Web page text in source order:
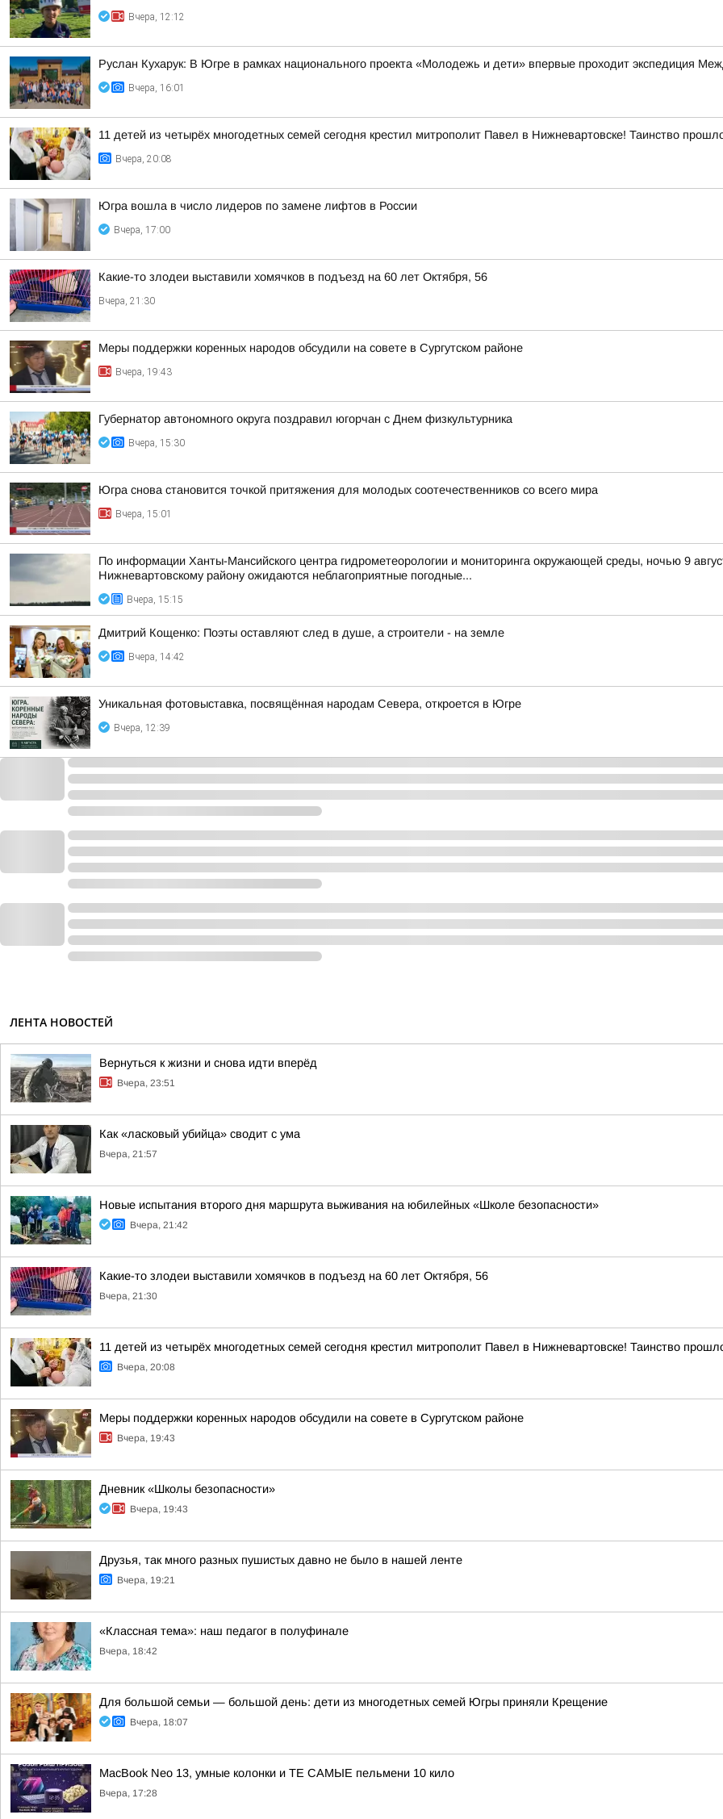
Вчера, 12:12
Руслан Кухарук: В Югре в рамках национального проекта «Молодежь и дети» впервые проходит экспедиция
Вчера, 16:01
11 детей из четырёх многодетных семей сегодня крестил митрополит Павел в Нижневартовске! Таинство
Вчера, 20:08
Югра вошла в число лидеров по замене лифтов в России
Вчера, 17:00
Какие-то злодеи выставили хомячков в подъезд на 60 лет Октября, 56
Вчера, 21:30
Меры поддержки коренных народов обсудили на совете в Сургутском районе
Вчера, 19:43
Губернатор автономного округа поздравил югорчан с Днем физкультурника
Вчера, 15:30
Югра снова становится точкой притяжения для молодых соотечественников со всего мира
Вчера, 15:01
По информации Ханты-Мансийского центра гидрометеорологии и мониторинга окружающей среды, ночью 9
Нижневартовскому району ожидаются неблагоприятные погодные...
Вчера, 15:15
Дмитрий Кощенко: Поэты оставляют след в душе, а строители - на земле
Вчера, 14:42
Уникальная фотовыставка, посвящённая народам Севера, откроется в Югре
Вчера, 12:39
ЛЕНТА НОВОСТЕЙ
Вернуться к жизни и снова идти вперёд
Вчера, 23:51
Как «ласковый убийца» сводит с ума
Вчера, 21:57
Новые испытания второго дня маршрута выживания на юбилейных «Школе безопасности»
Вчера, 21:42
Какие-то злодеи выставили хомячков в подъезд на 60 лет Октября, 56
Вчера, 21:30
11 детей из четырёх многодетных семей сегодня крестил митрополит Павел в Нижневартовске! Таинство
Вчера, 20:08
Меры поддержки коренных народов обсудили на совете в Сургутском районе
Вчера, 19:43
Дневник «Школы безопасности»
Вчера, 19:43
Друзья, так много разных пушистых давно не было в нашей ленте
Вчера, 19:21
«Классная тема»: наш педагог в полуфинале
Вчера, 18:42
Для большой семьи — большой день: дети из многодетных семей Югры приняли Крещение
Вчера, 18:07
MacBook Neo 13, умные колонки и ТЕ САМЫЕ пельмени 10 кило
Вчера, 17:28